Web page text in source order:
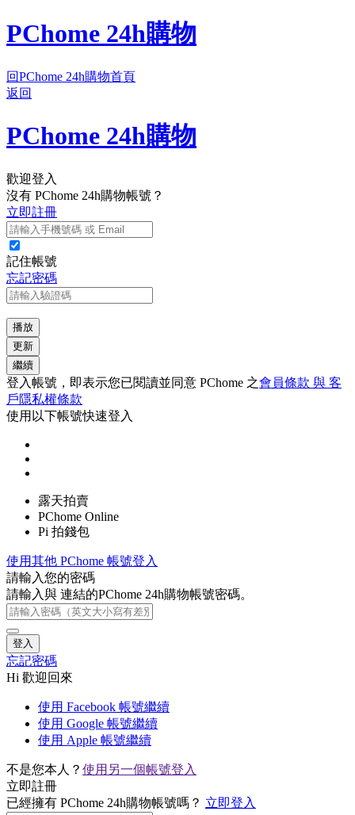
PChome 24h購物
回PChome 24h購物首頁
返回
PChome 24h購物
歡迎登入
沒有 PChome 24h購物帳號？
立即註冊
記住帳號
忘記密碼
播放
更新
繼續
登入帳號，即表示您已閱讀並同意 PChome 之會員條款 與 客
戶隱私權條款
使用以下帳號快速登入
露天拍賣
PChome Online
Pi 拍錢包
使用其他 PChome 帳號登入
請輸入您的密碼
請輸入與 連結的PChome 24h購物帳號密碼。
登入
忘記密碼
Hi 歡迎回來
使用 Facebook 帳號繼續
使用 Google 帳號繼續
使用 Apple 帳號繼續
不是您本人？ 使用另一個帳號登入
立即註冊
已經擁有 PChome 24h購物帳號嗎？ 立即登入